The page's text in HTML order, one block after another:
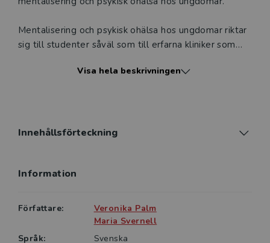
Mentalisering och psykisk ohälsa hos ungdomar riktar
sig till studenter såväl som till erfarna kliniker som
Nybörjaren får en gedigen genomgång av
fördjupning av sin kunskap i linje med den senaste
Läsaren ges en fördjupad förståelse för hur psykisk
mentaliseringsperspektivet kan underlätta vid
bedömning, diagnostisering och ställningstagande till
behandling. Boken ger också handfasta råd för hur
Visa hela beskrivningen
Innehållsförteckning
Information
Författare:
Veronika Palm
Maria Svernell
Språk:
Svenska